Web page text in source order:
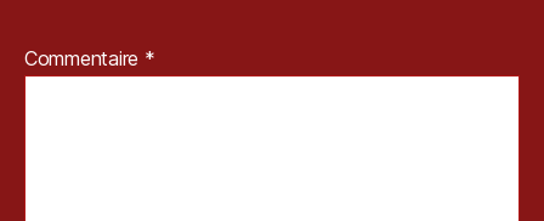
S
Commentaire *